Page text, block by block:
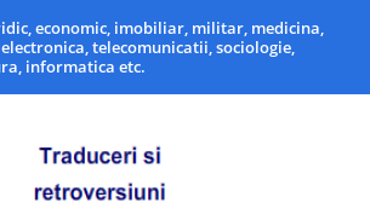
economic, imobiliar, militar, medicina,
telecomunicatii, sociologie,
informatica etc.